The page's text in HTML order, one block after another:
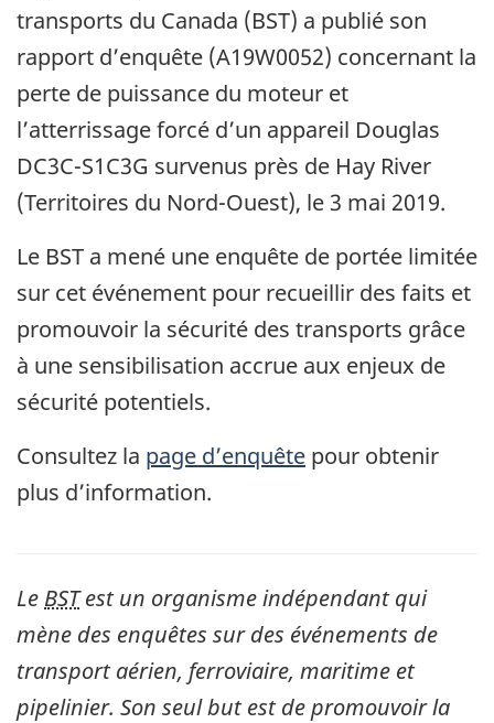
transports du Canada (BST) a publié son
rapport d’enquête (A19W0052) concernant la
perte de puissance du moteur et
l’atterrissage forcé d’un appareil Douglas
DC3C-S1C3G survenus près de Hay River
(Territoires du Nord-Ouest), le 3 mai 2019.
Le BST a mené une enquête de portée limitée
sur cet événement pour recueillir des faits et
promouvoir la sécurité des transports grâce
à une sensibilisation accrue aux enjeux de
sécurité potentiels.
Consultez la page d’enquête pour obtenir
plus d’information.
Le BSTest un organisme indépendant qui
mène des enquêtes sur des événements de
transport aérien, ferroviaire, maritime et
pipelinier. Son seul but est de promouvoir la